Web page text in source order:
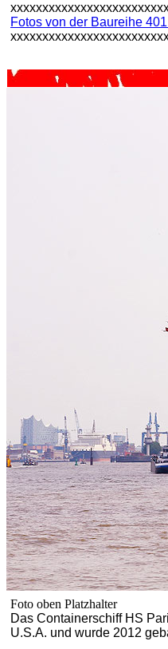
Fotos von der Baureihe
Foto oben Platzhalter
Das Containerschiff HS
U.S.A. und wurde 2012